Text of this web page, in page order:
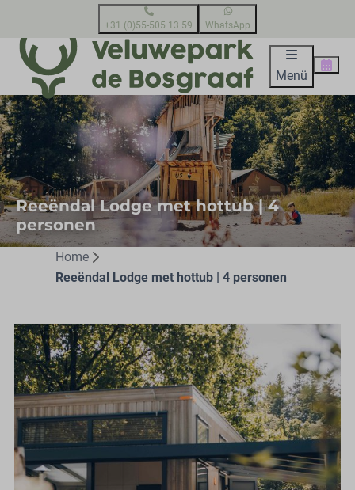
+31 (0)55-505 13 59 WhatsApp
Menü
Reeëndal Lodge met hottub | 4
personen
Home
Reeëndal Lodge met hottub | 4 personen